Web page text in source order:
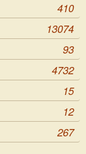
410
13074
93
4732
15
12
267